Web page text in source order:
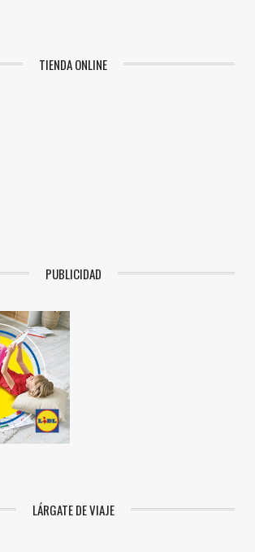
TIENDA ONLINE
PUBLICIDAD
LÁRGATE DE VIAJE